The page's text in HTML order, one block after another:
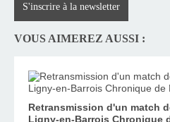
S'inscrire à la newsletter
VOUS AIMEREZ AUSSI :
Retransmission d'un match
Ligny-en-Barrois Chronique